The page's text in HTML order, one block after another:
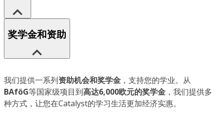
奖学金和资助
我们提供一系列资助机会和奖学金 ，支持您的学业。从
BAföG等国家级项目到高达6,000欧元的奖学金 ，我们提供多
种方式，让您在Catalyst的学习生活更加经济实惠。